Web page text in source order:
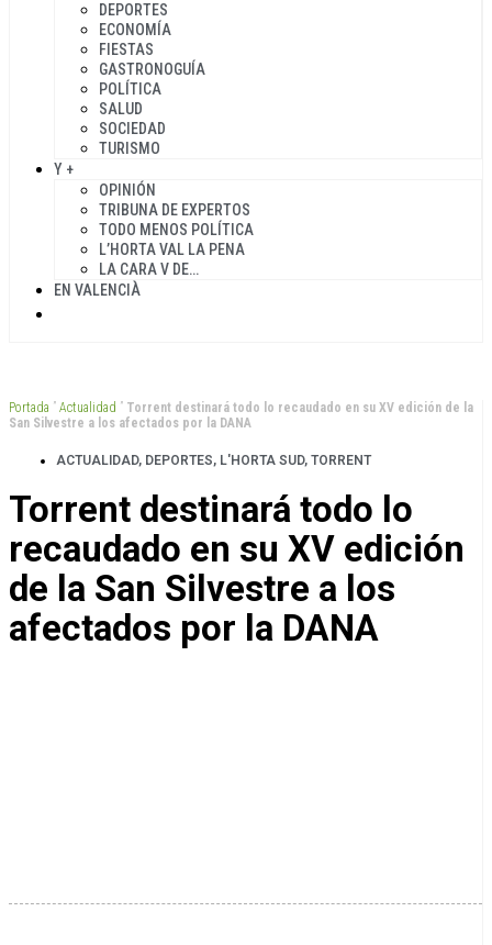
DEPORTES
ECONOMÍA
FIESTAS
GASTRONOGUÍA
POLÍTICA
SALUD
SOCIEDAD
TURISMO
Y +
OPINIÓN
TRIBUNA DE EXPERTOS
TODO MENOS POLÍTICA
L’HORTA VAL LA PENA
LA CARA V DE…
EN VALENCIÀ
Portada ” Actualidad ” Torrent destinará todo lo recaudado en su XV edición de la
San Silvestre a los afectados por la DANA
ACTUALIDAD, DEPORTES, L'HORTA SUD, TORRENT
Torrent destinará todo lo
recaudado en su XV edición
de la San Silvestre a los
afectados por la DANA